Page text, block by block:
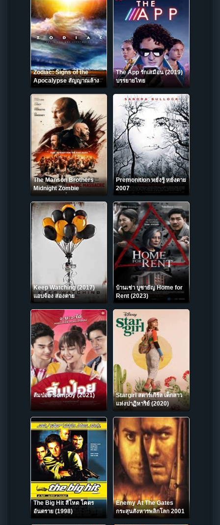
Zodiac: Signs of the
Apocalypse สัญญาณล้าง
โลก (2014)
The App รักเสมือน (2019)
บรรยายไทย
The Manson Brothers
Midnight Zombie
Massacre พี่น้องแมนสัน ฆ่า
ระห่ำซอมบี้ยามเที่ยงคืน
(2021)
Premonition หยั่งรู้ หยั่งตาย
2007
Keep Watching (2017)
แอบจ้อง ส่องตาย
บ้านเช่า บูชายัญ Home for
Rent (2023)
ส้มป่อย Sompoy (2021)
Stargirl สตาร์เกิร์ล เด็กสาว
แห่งปาฏิหาริย์ (2020)
The Big Hit สี่โหด โคตร
อันตราย (1998)
Enemy At The Gates
กระสุนสังหารพลิกโลก 2001